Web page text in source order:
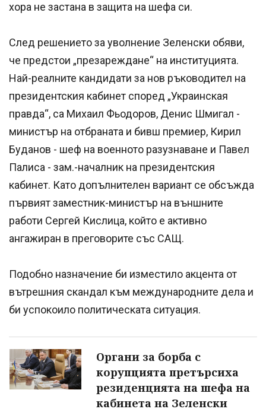
хора не застана в защита на шефа си.
След решението за уволнение Зеленски обяви,
че предстои „презареждане“ на институцията.
Най-реалните кандидати за нов ръководител на
президентския кабинет според „Украинская
правда“, са Михаил Фьодоров, Денис Шмигал -
министър на отбраната и бивш премиер, Кирил
Буданов - шеф на военното разузнаване и Павел
Палиса - зам.-началник на президентския
кабинет. Като допълнителен вариант се обсъжда
първият заместник-министър на външните
работи Сергей Кислица, който е активно
ангажиран в преговорите със САЩ.
Подобно назначение би изместило акцента от
вътрешния скандал към международните дела и
би успокоило политическата ситуация.
Органи за борба с
корупцията претърсиха
резиденцията на шефа на
кабинета на Зеленски